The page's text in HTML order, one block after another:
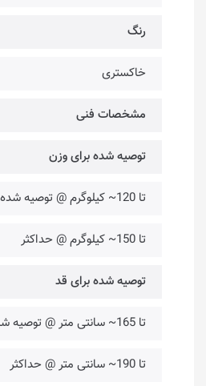
رنگ
خاکستری
مشخصات فنی
توصیه شده برای وزن
تا 120~ کیلوگرم @ توصیه شده
تا 150~ کیلوگرم @ حداکثر
توصیه شده برای قد
تا 165~ سانتی متر @ توصیه شده
تا 190~ سانتی متر @ حداکثر